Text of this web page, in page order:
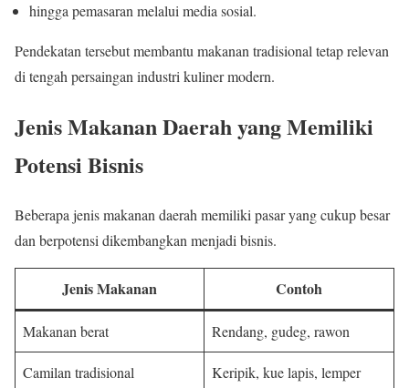
hingga pemasaran melalui media sosial.
Pendekatan tersebut membantu makanan tradisional tetap relevan
di tengah persaingan industri kuliner modern.
Jenis Makanan Daerah yang Memiliki
Potensi Bisnis
Beberapa jenis makanan daerah memiliki pasar yang cukup besar
dan berpotensi dikembangkan menjadi bisnis.
Jenis Makanan Contoh
Makanan berat Rendang, gudeg, rawon
Camilan tradisional Keripik, kue lapis, lemper